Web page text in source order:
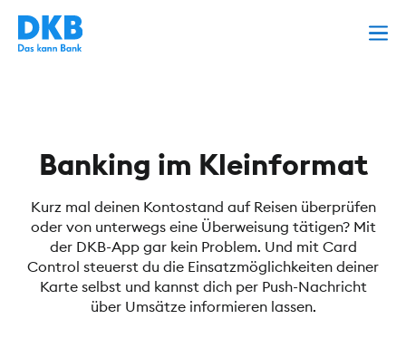
Banking im Kleinformat
Kurz mal deinen Kontostand auf Reisen überprüfen
oder von unterwegs eine Überweisung tätigen? Mit
der DKB-App gar kein Problem. Und mit Card
Control steuerst du die Einsatzmöglichkeiten deiner
Karte selbst und kannst dich per Push-Nachricht
über Umsätze informieren lassen.